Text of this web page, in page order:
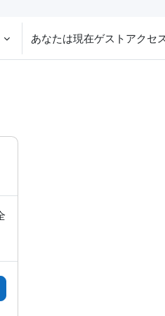
あなたは現在ゲストアクセ